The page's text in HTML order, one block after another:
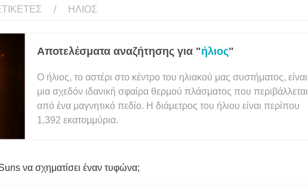
ΉΛΙΟΣ
Αποτελέσματα αναζήτησης για "ήλιος"
Ο ήλιος, το αστέρι στο κέντρο του ηλιακού μας συστήματος, είναι
μια σχεδόν ιδανική σφαίρα θερμού πλάσματος που περιβάλλεται
από ένα μαγνητικό πεδίο. Η διάμετρος του ήλιου είναι περίπου
1,392 εκατομμύρια.
να σχηματίσει έναν τυφώνα;